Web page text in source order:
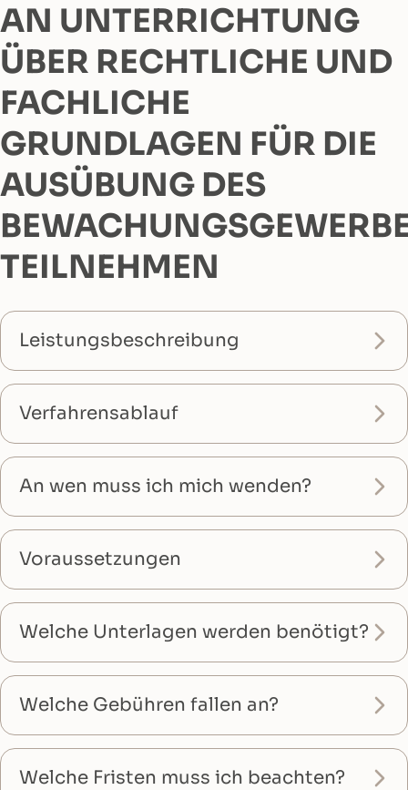
AN UNTERRICHTUNG
ÜBER RECHTLICHE UND
FACHLICHE
GRUNDLAGEN FÜR DIE
AUSÜBUNG DES
TEILNEHMEN
Leistungsbeschreibung
Verfahrensablauf
An wen muss ich mich wenden?
Voraussetzungen
Welche Unterlagen werden benötigt?
Welche Gebühren fallen an?
Welche Fristen muss ich beachten?